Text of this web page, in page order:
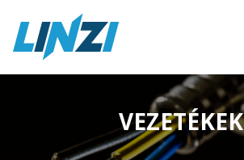
VEZETÉKEK